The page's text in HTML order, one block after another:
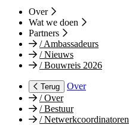
Over
Wat we doen
Partners
/Ambassadeurs
/Nieuws
/Bouwreis 2026
Terug
Over
/Over
/Bestuur
/Netwerkcoordinatoren